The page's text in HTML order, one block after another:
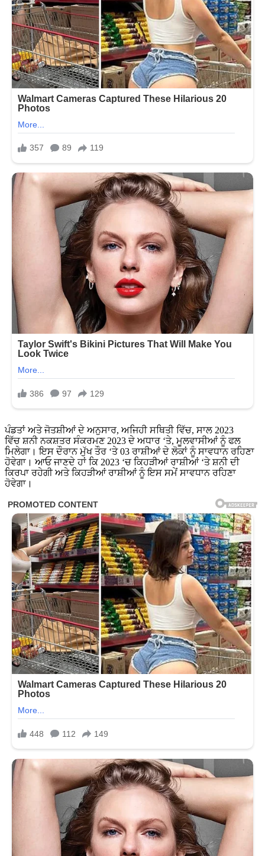
ਪੰਡਤਾਂ ਅਤੇ ਜੋਤਸ਼ੀਆਂ ਦੇ ਅਨੁਸਾਰ, ਅਜਿਹੀ ਸਥਿਤੀ ਵਿੱਚ, ਸਾਲ 2023
ਵਿੱਚ ਸ਼ਨੀ ਨਕਸ਼ਤਰ ਸੰਕਰਮਣ 2023 ਦੇ ਅਧਾਰ ‘ਤੇ, ਮੂਲਵਾਸੀਆਂ ਨੂੰ ਫਲ
ਮਿਲੇਗਾ। ਇਸ ਦੌਰਾਨ ਮੁੱਖ ਤੌਰ ‘ਤੇ 03 ਰਾਸ਼ੀਆਂ ਦੇ ਲੋਕਾਂ ਨੂੰ ਸਾਵਧਾਨ ਰਹਿਣਾ
ਹੋਵੇਗਾ। ਆਓ ਜਾਣਦੇ ਹਾਂ ਕਿ 2023 ‘ਚ ਕਿਹੜੀਆਂ ਰਾਸ਼ੀਆਂ ‘ਤੇ ਸ਼ਨੀ ਦੀ
ਕਿਰਪਾ ਰਹੇਗੀ ਅਤੇ ਕਿਹੜੀਆਂ ਰਾਸ਼ੀਆਂ ਨੂੰ ਇਸ ਸਮੇਂ ਸਾਵਧਾਨ ਰਹਿਣਾ
ਹੋਵੇਗਾ।